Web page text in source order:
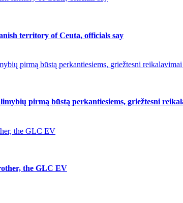
territory of Ceuta, officials say
pirmą būstą perkantiesiems, griežtesni reikalavimai
pirmą būstą perkantiesiems, griežtesni
the GLC EV
the GLC EV